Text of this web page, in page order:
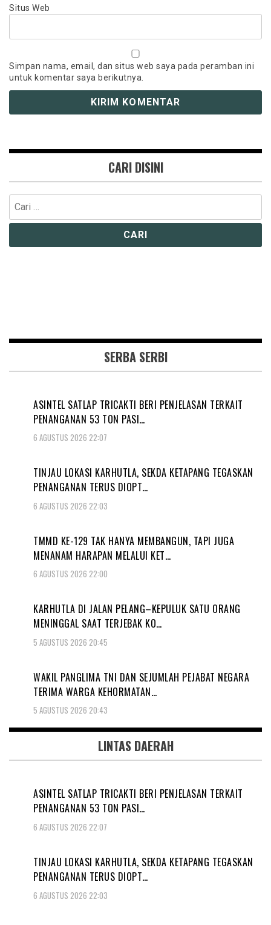
Situs Web
Simpan nama, email, dan situs web saya pada peramban ini
untuk komentar saya berikutnya.
CARI DISINI
Cari
untuk:
SERBA SERBI
ASINTEL SATLAP TRICAKTI BERI PENJELASAN TERKAIT
PENANGANAN 53 TON PASI…
6 AGUSTUS 2026 22:07
TINJAU LOKASI KARHUTLA, SEKDA KETAPANG TEGASKAN
PENANGANAN TERUS DIOPT…
6 AGUSTUS 2026 22:03
TMMD KE-129 TAK HANYA MEMBANGUN, TAPI JUGA
MENANAM HARAPAN MELALUI KET…
6 AGUSTUS 2026 22:00
KARHUTLA DI JALAN PELANG–KEPULUK SATU ORANG
MENINGGAL SAAT TERJEBAK KO…
5 AGUSTUS 2026 20:45
WAKIL PANGLIMA TNI DAN SEJUMLAH PEJABAT NEGARA
TERIMA WARGA KEHORMATAN…
5 AGUSTUS 2026 20:43
LINTAS DAERAH
ASINTEL SATLAP TRICAKTI BERI PENJELASAN TERKAIT
PENANGANAN 53 TON PASI…
6 AGUSTUS 2026 22:07
TINJAU LOKASI KARHUTLA, SEKDA KETAPANG TEGASKAN
PENANGANAN TERUS DIOPT…
6 AGUSTUS 2026 22:03